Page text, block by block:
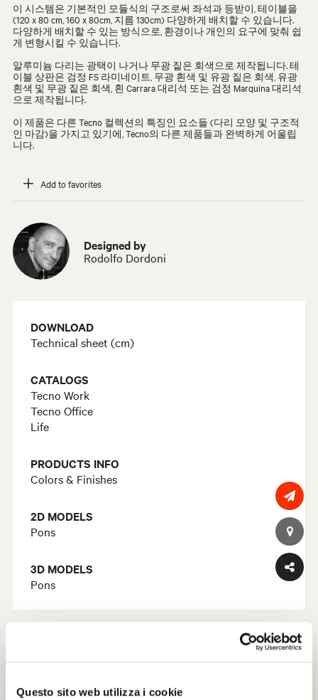
Questo sito web utilizza i cookie
이 시스템은 기본적인 모듈식의 구조로써 좌석과 등받이, 테이블을
(120 x 80 cm, 160 x 80cm, 지름 130cm) 다양하게 배치할 수 있습니다.
다양하게 배치할 수 있는 방식으로, 환경이나 개인의 요구에 맞춰 쉽
게 변형시킬 수 있습니다.
알루미늄 다리는 광택이 나거나 무광 짙은 회색으로 제작됩니다. 테
이블 상판은 검정 FS 라미네이트, 무광 흰색 및 유광 짙은 회색, 유광
흰색 및 무광 짙은 회색, 흰 Carrara 대리석 또는 검정 Marquina 대리석
으로 제작됩니다.
이 제품은 다른 Tecno 컬렉션의 특징인 요소들 (다리 모양 및 구조적
인 마감)을 가지고 있기에, Tecno의 다른 제품들과 완벽하게 어울립
니다.
Add to favorites
Designed by
Rodolfo Dordoni
DOWNLOAD
Technical sheet (cm)
CATALOGS
Tecno Work
Tecno Office
Life
PRODUCTS INFO
Colors & Finishes
2D MODELS
Pons
3D MODELS
Pons